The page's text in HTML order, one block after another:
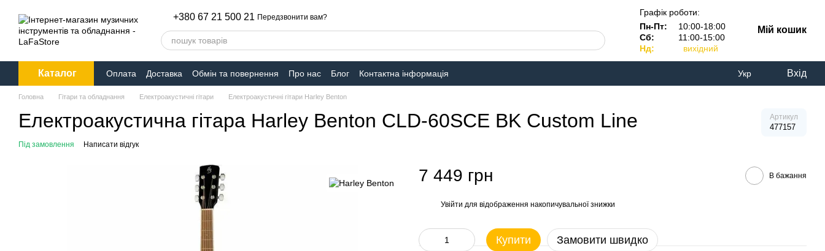
+380 67 21 500 21 Передзвонити вам?
Графік роботи:
Пн-Пт:
10:00-18:00
Сб:
11:00-15:00
Нд:
вихідний
Мій кошик
Каталог Оплата Доставка Обмін та повернення Про нас Блог Контактна інформація Укр Вхід
Головна Гітари та обладнання Електроакустичні гітари Електроакустичні гітари Harley Benton
Електроакустична гітара Harley Benton CLD-60SCE BK Custom Line Артикул
477157
Під замовлення Написати відгук
7 449 грн В бажання
Увійти для відображення накопичувальної знижки
Купити Замовити швидко